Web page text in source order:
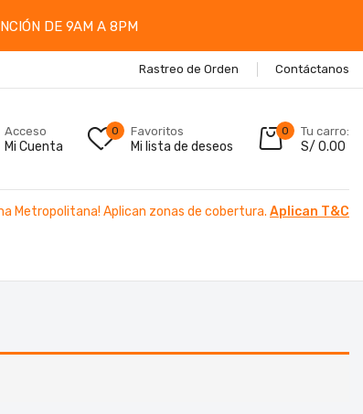
DE 9AM A 8PM
Rastreo de Orden Contáctanos
Acceso
Mi Cuenta
0 Favoritos
Mi lista de deseos
0 Tu carro:
S/ 0.00
Metropolitana! Aplican zonas de cobertura. Aplican T&C